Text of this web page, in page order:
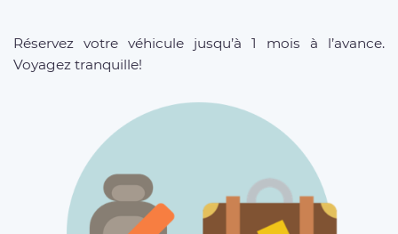
Réservez votre véhicule jusqu’à 1 mois à l’avance.
Voyagez tranquille!